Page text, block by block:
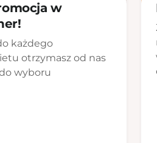
w
każdego
otrzymasz od nas
wyboru